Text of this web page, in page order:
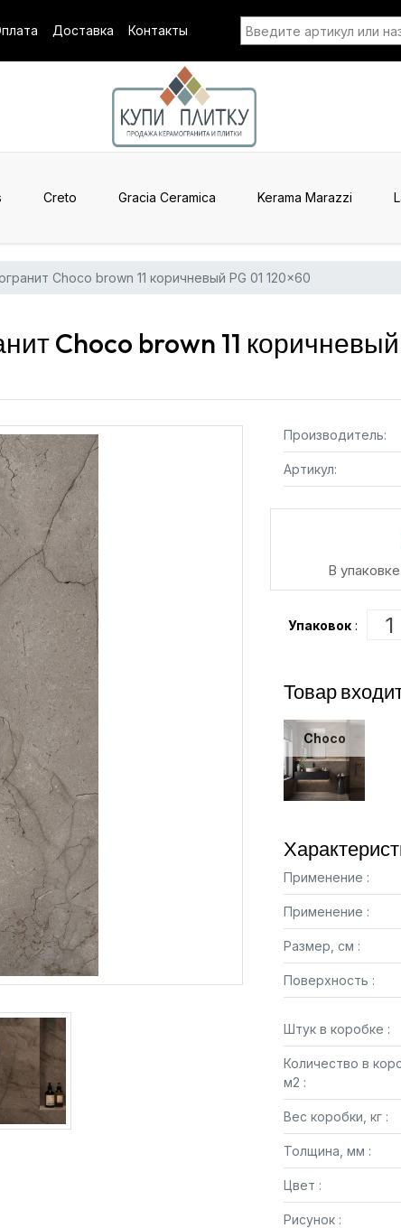
Доставка Контакты
Creto Gracia Ceramica Kerama Marazzi
Choco brown 11 коричневый PG 01 120x60
Choco brown 11
Производитель:
Артикул:
В
Упаковок :
Товар
Choco
Применение :
Применение :
Размер, см :
Поверхность :
Штук в коробке :
Количество в
м2 :
Вес коробки, кг :
Толщина, мм :
Цвет :
Рисунок :